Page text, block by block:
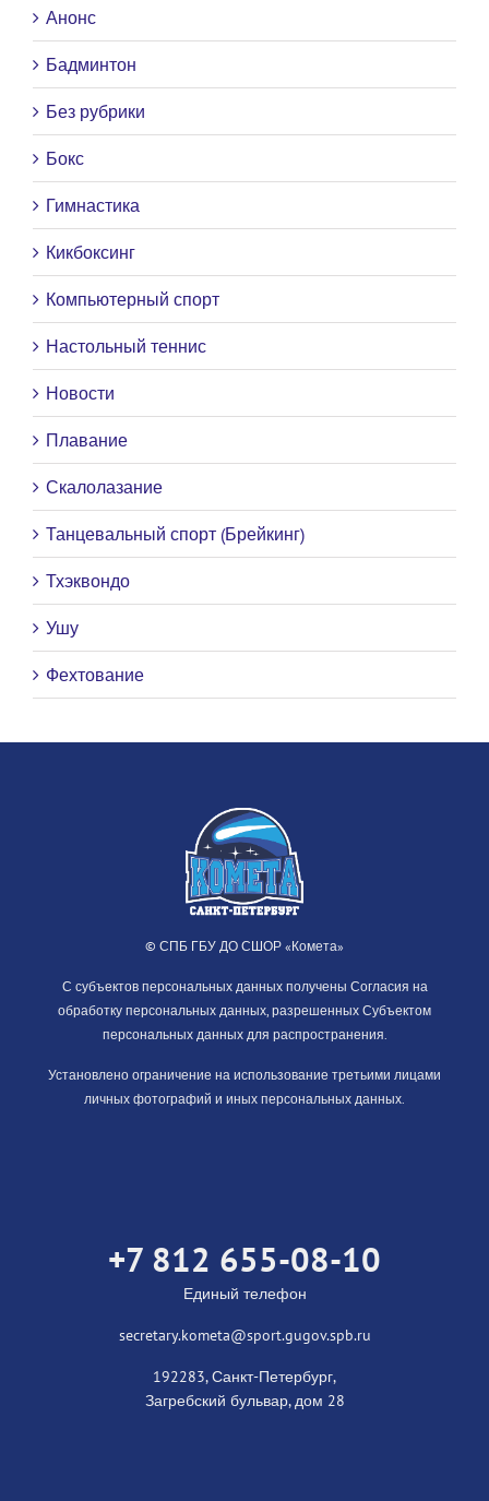
Анонс
Бадминтон
Без рубрики
Бокс
Гимнастика
Кикбоксинг
Компьютерный спорт
Настольный теннис
Новости
Плавание
Скалолазание
Танцевальный спорт (Брейкинг)
Тхэквондо
Ушу
Фехтование
© СПБ ГБУ ДО СШОР «Комета»
С субъектов персональных данных получены Согласия на
обработку персональных данных, разрешенных Субъектом
персональных данных для распространения.
Установлено ограничение на использование третьими лицами
личных фотографий и иных персональных данных.
+7 812 655-08-10
Единый телефон
secretary.kometa@sport.gugov.spb.ru
192283, Санкт-Петербург,
Загребский бульвар, дом 28